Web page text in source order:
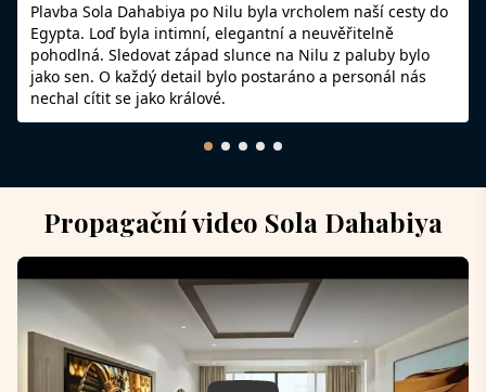
Plavba Sola Dahabiya po Nilu byla vrcholem naší cesty do
Egypta. Loď byla intimní, elegantní a neuvěřitelně
pohodlná. Sledovat západ slunce na Nilu z paluby bylo
jako sen. O každý detail bylo postaráno a personál nás
nechal cítit se jako králové.
Propagační video Sola Dahabiya